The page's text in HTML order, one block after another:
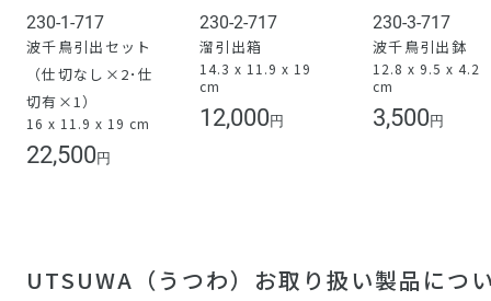
230-1-717
波千鳥引出セット
（仕切なし×2･仕
切有×1）
16 x 11.9 x 19 cm
22,500 円
230-2-717
溜引出箱
14.3 x 11.9 x 19
cm
12,000 円
230-3-717
波千鳥引出鉢
12.8 x 9.5 x 4.2
cm
3,500 円
UTSUWA（うつわ）お取り扱い製品につ